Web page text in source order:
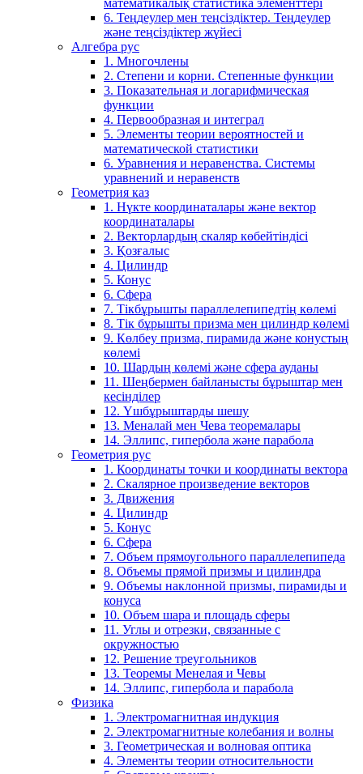
6. Теңдеулер мен теңсіздіктер. Теңдеулер
және теңсіздіктер жүйесі
Алгебра рус
1. Многочлены
2. Степени и корни. Степенные функции
3. Показательная и логарифмическая
функции
4. Первообразная и интеграл
5. Элементы теории вероятностей и
математической статистики
6. Уравнения и неравенства. Системы
уравнений и неравенств
Геометрия каз
1. Нүкте координаталары және вектор
координаталары
2. Векторлардың скаляр көбейтіндісі
3. Қозғалыс
4. Цилиндр
5. Конус
6. Сфера
7. Тікбұрышты параллелепипедтің көлемі
8. Тік бұрышты призма мен цилиндр көлемі
9. Көлбеу призма, пирамида және конустың
көлемі
10. Шардың көлемі және сфера ауданы
11. Шеңбермен байланысты бұрыштар мен
кесінділер
12. Үшбұрыштарды шешу
13. Меналай мен Чева теоремалары
14. Эллипс, гипербола және парабола
Геометрия рус
1. Координаты точки и координаты вектора
2. Скалярное произведение векторов
3. Движения
4. Цилиндр
5. Конус
6. Сфера
7. Объем прямоугольного параллелепипеда
8. Объемы прямой призмы и цилиндра
9. Объемы наклонной призмы, пирамиды и
конуса
10. Объем шара и площадь сферы
11. Углы и отрезки, связанные с
окружностью
12. Решение треугольников
13. Теоремы Менелая и Чевы
14. Эллипс, гипербола и парабола
Физика
1. Электромагнитная индукция
2. Электромагнитные колебания и волны
3. Геометрическая и волновая оптика
4. Элементы теории относительности